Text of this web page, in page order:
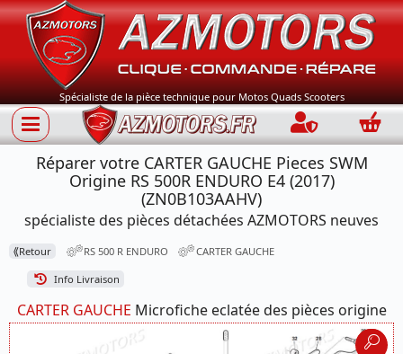
Spécialiste de la pièce technique pour Motos Quads Scooters
Connection
Réparer votre CARTER GAUCHE Pieces SWM
Origine RS 500R ENDURO E4 (2017)
(ZN0B103AAHV)
spécialiste des pièces détachées AZMOTORS neuves
⟪Retour RS 500 R ENDURO CARTER GAUCHE
Info Livraison
CARTER GAUCHE Microfiche eclatée des pièces origine